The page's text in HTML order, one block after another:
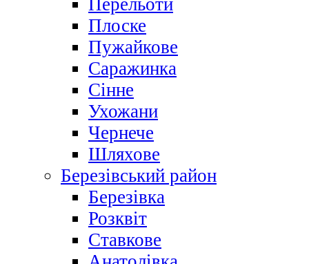
Перельоти
Плоске
Пужайкове
Саражинка
Сінне
Ухожани
Чернече
Шляхове
Березівський район
Березівка
Розквіт
Ставкове